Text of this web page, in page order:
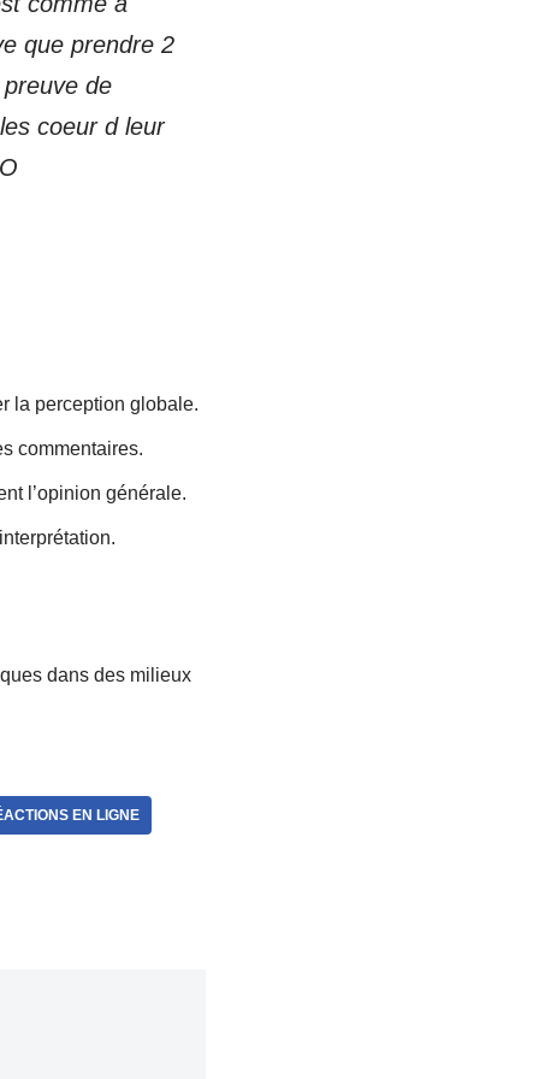
que prendre 2
de
coeur d leur
la perception globale.
commentaires.
l’opinion générale.
dans des milieux
EN LIGNE